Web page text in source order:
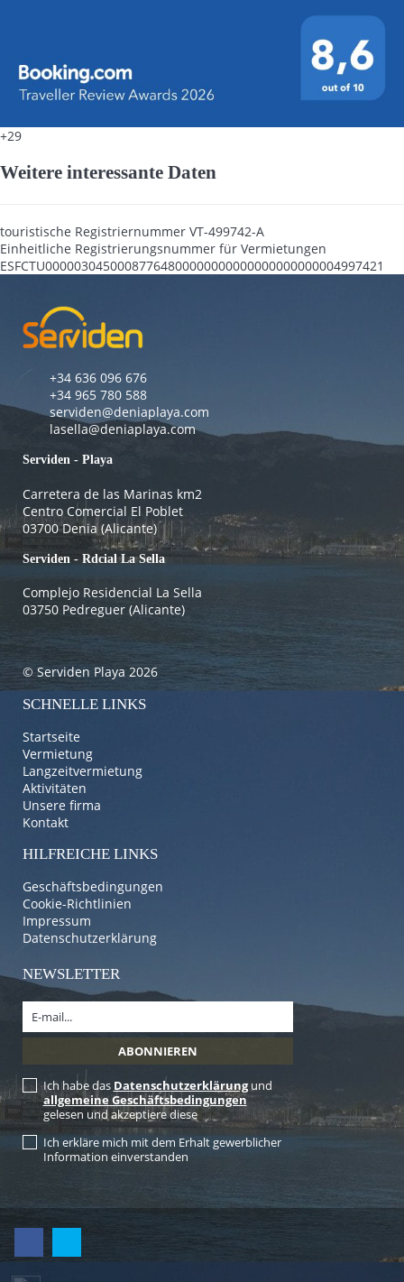
+29
Weitere interessante Daten
touristische Registriernummer VT-499742-A
Einheitliche Registrierungsnummer für Vermietungen
ESFCTU00000304500087764800000000000000000000004997421
+34 636 096 676
+34 965 780 588
serviden@deniaplaya.com
lasella@deniaplaya.com
Serviden - Playa
Carretera de las Marinas km2
Centro Comercial El Poblet
03700 Denia (Alicante)
Serviden - Rdcial La Sella
Complejo Residencial La Sella
03750 Pedreguer (Alicante)
© Serviden Playa 2026
SCHNELLE LINKS
Startseite
Vermietung
Langzeitvermietung
Aktivitäten
Unsere firma
Kontakt
HILFREICHE LINKS
Geschäftsbedingungen
Cookie-Richtlinien
Impressum
Datenschutzerklärung
NEWSLETTER
Ich habe das Datenschutzerklärungund
allgemeine Geschäftsbedingungen
gelesen und akzeptiere diese
Ich erkläre mich mit dem Erhalt gewerblicher
Information einverstanden